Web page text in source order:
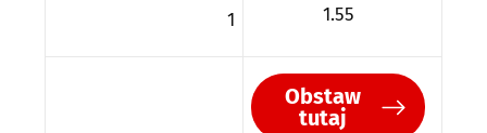
1 1.55
Obstaw
tutaj